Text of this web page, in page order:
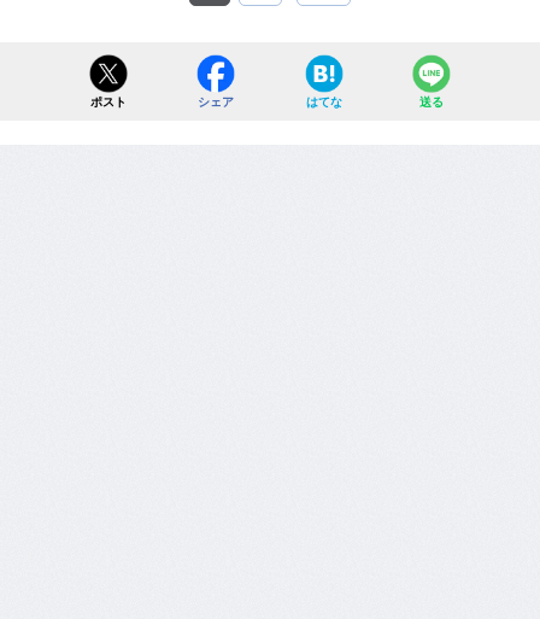
ポスト シェア はてな 送る